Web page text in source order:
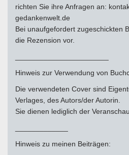
richten Sie ihre Anfragen an:
gedankenwelt.de
Bei unaufgefordert zugeschickten
die Rezension vor.
Hinweis zur Verwendung von
Die verwendeten Cover sind
Verlages, des Autors/der Autorin.
Sie dienen lediglich der
Hinweis zu meinen Beiträgen: